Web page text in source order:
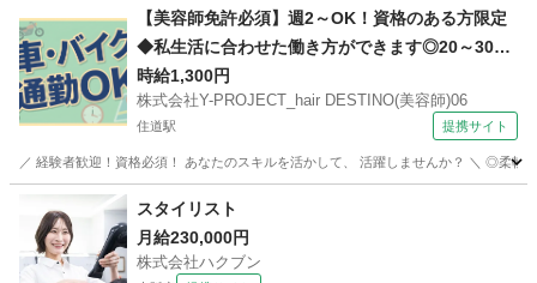
大阪駅 その他 アンケート
【美容師免許必須】週2～OK！資格のある方限定
◆私生活に合わせた働き方ができます◎20～30代
活躍中！
時給1,300円
株式会社Y-PROJECT_hair DESTINO(美容師)06
住道駅 提携サイト
／ 経験者歓迎！資格必須！ あなたのスキルを活かして、 活躍しませんか？ ＼ ◎柔軟
東大阪市 住道駅
スタイリスト
月給230,000円
株式会社ハクブン